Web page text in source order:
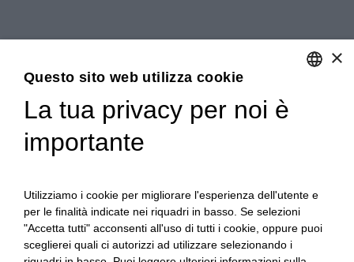
×
Questo sito web utilizza cookie
La tua privacy per noi è
importante
Utilizziamo i cookie per migliorare l'esperienza dell'utente e
per le finalità indicate nei riquadri in basso. Se selezioni
"Accetta tutti" acconsenti all'uso di tutti i cookie, oppure puoi
sceglierei quali ci autorizzi ad utilizzare selezionando i